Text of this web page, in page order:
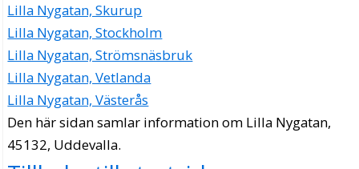
Lilla Nygatan, Skurup
Lilla Nygatan, Stockholm
Lilla Nygatan, Strömsnäsbruk
Lilla Nygatan, Vetlanda
Lilla Nygatan, Västerås
Den här sidan samlar information om Lilla Nygatan,
45132, Uddevalla.